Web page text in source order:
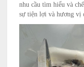
nhu cầu tìm hiểu và
sự tiện lợi và hương vị